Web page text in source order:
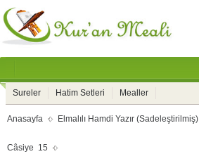
Sureler Hatim Setleri Mealler
Anasayfa Elmalılı Hamdi Yazır (Sadeleştirilmiş)
Câsiye 15